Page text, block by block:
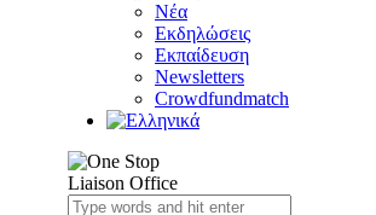
Νέα
Εκδηλώσεις
Εκπαίδευση
Newsletters
Crowdfundmatch